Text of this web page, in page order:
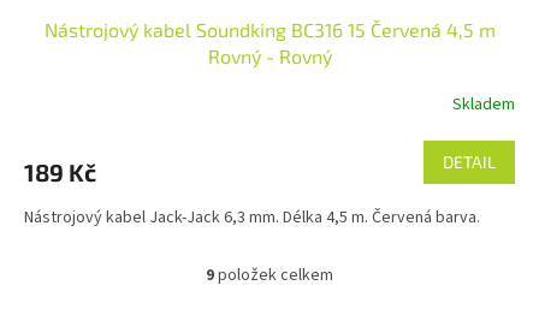
Nástrojový kabel Soundking BC316 15 Červená 4,5 m
Rovný - Rovný
Skladem
189 Kč DETAIL
Nástrojový kabel Jack-Jack 6,3 mm. Délka 4,5 m. Červená barva.
O
9položek celkem